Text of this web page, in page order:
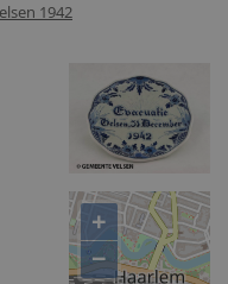
1942
+
−